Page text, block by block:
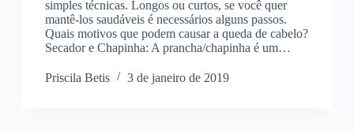
simples técnicas. Longos ou curtos, se você quer
mantê-los saudáveis é necessários alguns passos.
Quais motivos que podem causar a queda de cabelo?
Secador e Chapinha: A prancha/chapinha é um…
Priscila Betis 3 de janeiro de 2019